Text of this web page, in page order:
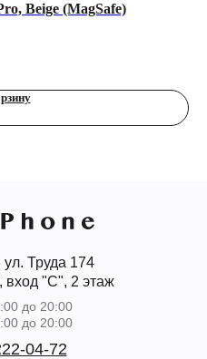
Beige (MagSafe)
ул. Труда 174
вход "С", 2 этаж
до 20:00
до 20:00
04-72